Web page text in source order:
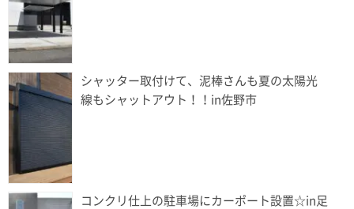
シャッター取付けて、泥棒さんも夏の太陽光
線もシャットアウト！！in佐野市
コンクリ仕上の駐車場にカーポート設置☆in足